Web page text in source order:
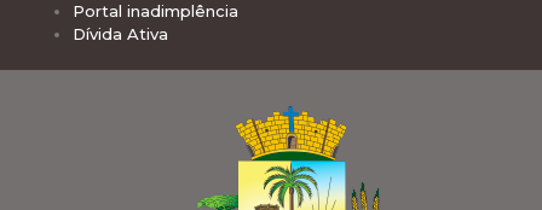
Portal inadimplência
Dívida Ativa